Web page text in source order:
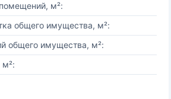
м²:
общего имущества, м²:
общего имущества, м²:
м²: